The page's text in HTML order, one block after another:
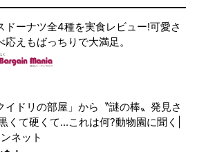
ドーナツ全4種を実食レビュー!可愛さ
応えもばっちりで大満足。
イドリの部屋」から〝謎の棒〟発見さ
くて硬くて...これは何?動物園に聞く|
ネット